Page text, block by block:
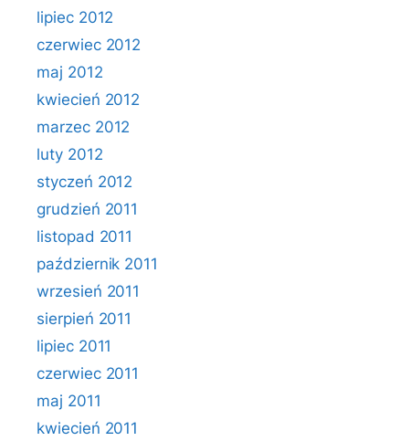
lipiec 2012
czerwiec 2012
maj 2012
kwiecień 2012
marzec 2012
luty 2012
styczeń 2012
grudzień 2011
listopad 2011
październik 2011
wrzesień 2011
sierpień 2011
lipiec 2011
czerwiec 2011
maj 2011
kwiecień 2011